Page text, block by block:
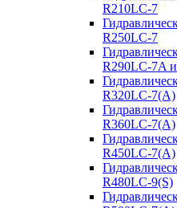
R210LC-7
R250LC-7
R290LC-7A
R320LC-7(A)
R360LC-7(A)
R450LC-7(A)
R480LC-9(S)